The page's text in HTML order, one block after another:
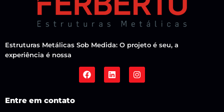
Estruturas Metálicas Sob Medida: O projeto é seu, a
experiência é nossa
Entre em contato